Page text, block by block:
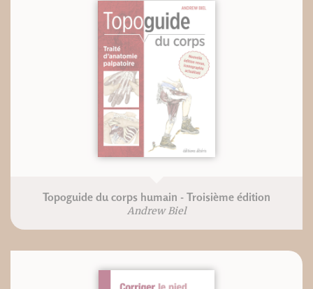
Topoguide du corps humain - Troisième édition
Andrew Biel